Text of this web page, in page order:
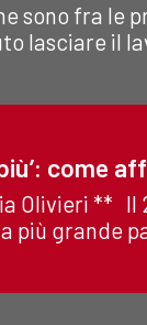
sono fra le
lasciare il
come
Olivieri **
più grande